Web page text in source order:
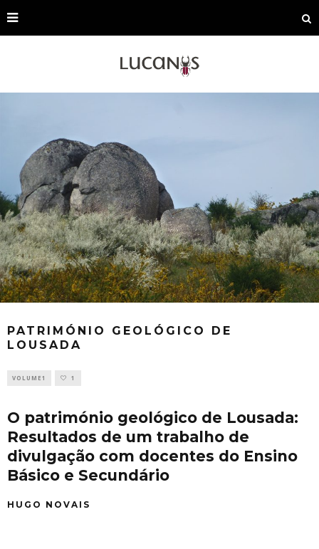
PATRIMÓNIO GEOLÓGICO DE
LOUSADA
VOLUME1 1
O património geológico de Lousada:
Resultados de um trabalho de
divulgação com docentes do Ensino
Básico e Secundário
HUGO NOVAIS